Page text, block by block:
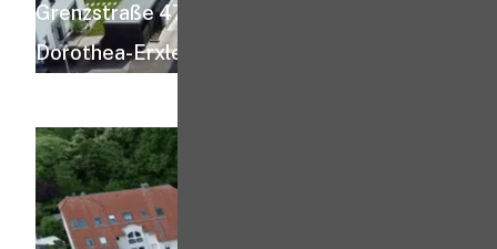
Grenzstraße 47 - 49
Dorothea-Erxleben-Straße 3-30